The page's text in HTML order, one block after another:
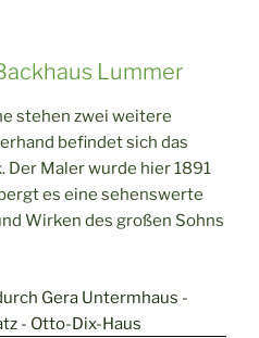
Lummer
stehen zwei weitere
befindet sich das
Der Maler wurde hier 1891
es eine sehenswerte
Wirken des großen Sohns